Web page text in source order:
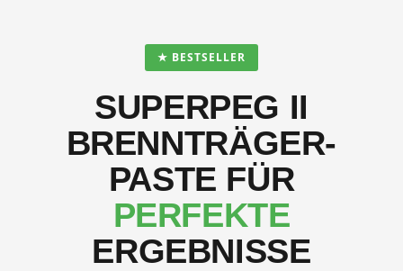
★ BESTSELLER
SUPERPEG II
BRENNTRÄGER­
PASTE FÜR
PERFEKTE
ERGEBNISSE